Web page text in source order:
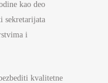
kao deo
sekretarijata
i
kvalitetne